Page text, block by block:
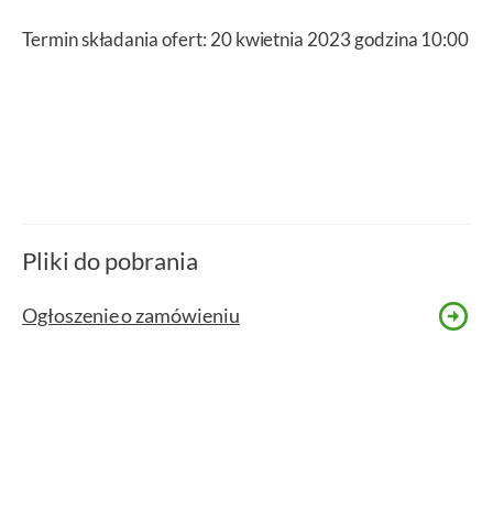
Termin składania ofert: 20 kwietnia 2023 godzina 10:00
Pliki do pobrania
Ogłoszenie o zamówieniu